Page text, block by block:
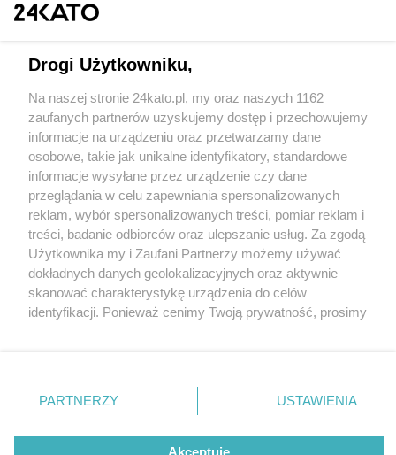
3 / 0
Wydawca mediów lokalnych
Nie zapomnij
zapoznać się z:
polityką prywatności regulamin korzystania z portali
Twojemiasto
Piekary Śląskie
Chorzów
Tarnowskie Góry
Gliwice
Skontakuj sięz nami
Kontakt
Wydawca
Redakcja
Drogi Użytkowniku,
Na naszej stronie 24kato.pl, my oraz naszych 1162
zaufanych partnerów uzyskujemy dostęp i przechowujemy
informacje na urządzeniu oraz przetwarzamy dane
osobowe, takie jak unikalne identyfikatory, standardowe
informacje wysyłane przez urządzenie czy dane
przeglądania w celu zapewniania spersonalizowanych
reklam, wybór spersonalizowanych treści, pomiar reklam i
treści, badanie odbiorców oraz ulepszanie usług. Za zgodą
Użytkownika my i Zaufani Partnerzy możemy używać
dokładnych danych geolokalizacyjnych oraz aktywnie
skanować charakterystykę urządzenia do celów
identyfikacji. Ponieważ cenimy Twoją prywatność, prosimy
prywatności znajdujący się w lewym dolnym rogu strony
. Niektóre rodzaje przetwarzania danych nie wymagają
zgody użytkownika, ale masz prawo sprzeciwić się
takiemu przetwarzaniu. Preferencje będą miały
PARTNERZY USTAWIENIA
Akceptuję